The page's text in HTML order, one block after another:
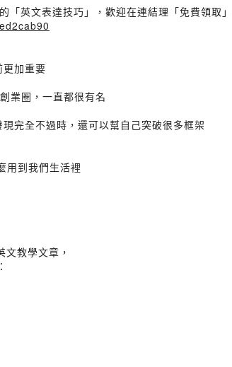
英文表達技巧」，歡迎在連結理「免費領取
加重要
業圈，一直都很有名
完全不過時，還可以幫自己突破很多框架
用到我們生活裡
教學文章，